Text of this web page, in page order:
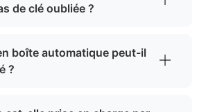
de clé oubliée ?
boîte automatique peut-il
?